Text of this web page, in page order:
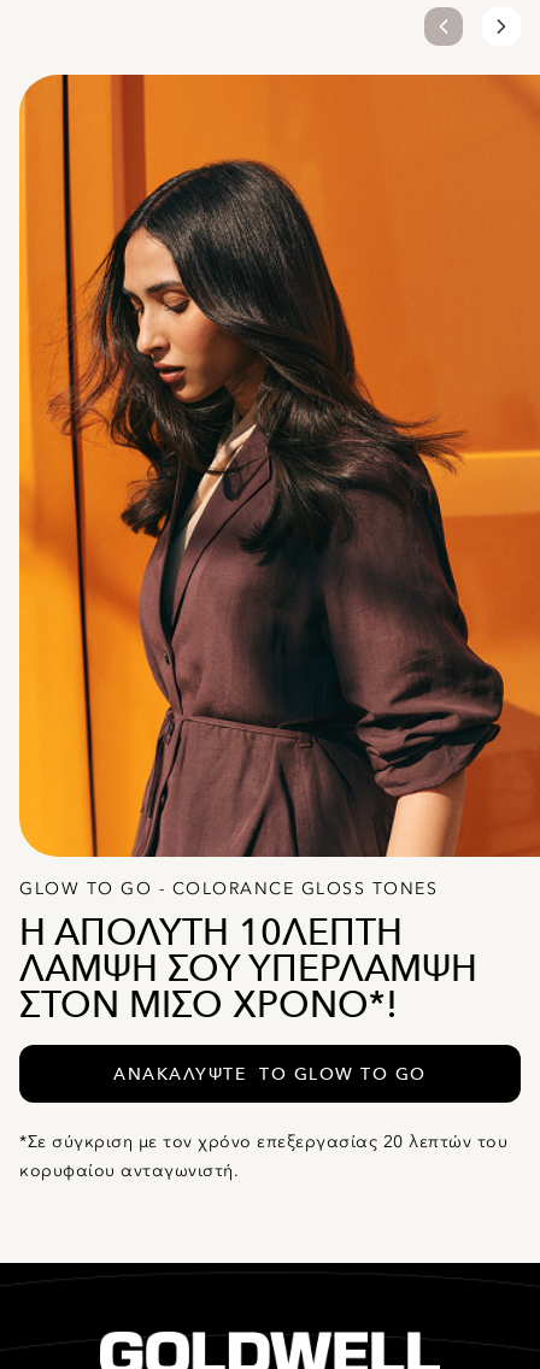
GLOW TO GO - COLORANCE GLOSS TONES
Η ΑΠΟΛΥΤΗ 10ΛΕΠΤΗ
ΛΑΜΨΗ ΣΟΥ ΥΠΈΡΛΑΜΨΗ
ΣΤΟΝ ΜΙΣΌ ΧΡΌΝΟ*!
ΑΝΑΚΑΛΎΨΤΕ ΤΟ GLOW TO GO
*Σε σύγκριση με τον χρόνο επεξεργασίας 20 λεπτών του
κορυφαίου ανταγωνιστή.